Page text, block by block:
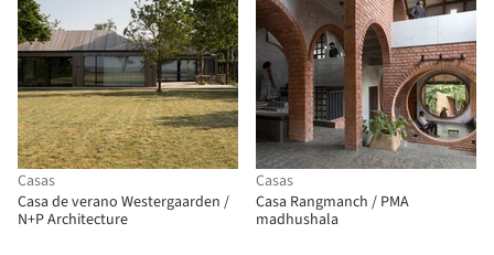
Casas
Casa de verano Westergaarden /
N+P Architecture
Casas
Casa Rangmanch / PMA
madhushala